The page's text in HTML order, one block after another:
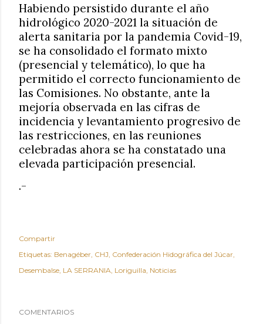
Habiendo persistido durante el año
hidrológico 2020-2021 la situación de
alerta sanitaria por la pandemia Covid-19,
se ha consolidado el formato mixto
(presencial y telemático), lo que ha
permitido el correcto funcionamiento de
las Comisiones. No obstante, ante la
mejoría observada en las cifras de
incidencia y levantamiento progresivo de
las restricciones, en las reuniones
celebradas ahora se ha constatado una
elevada participación presencial.
.-
Compartir
Etiquetas: Benagéber CHJ Confederación Hidográfica del Júcar
Desembalse LA SERRANIA Loriguilla Noticias
COMENTARIOS